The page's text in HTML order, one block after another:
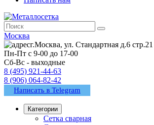
Москва
г.Москва, ул. Стандартная д.6 стр.21
Пн-Пт с 9-00 до 17-00
Сб-Вс - выходные
8 (495) 921-44-63
8 (906) 064-82-42
Написать в Telegram
Категории
Сетка сварная